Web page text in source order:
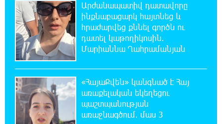
Թրամփը ասել է, որ հանրապետականները
կարող են պարտվել Կոնգրեսի միջանկյալ
ընտրություններում
18:51:59 7-08-2026
«ՀայաՔվեի» անդամները ևս
հաջակցություն Հայ առաքելական եկեղեցու և նրա
Հովվապետի
18:47:06 7-08-2026
Արժանապատիվ դատավորը
ինքնաբացարկ հայտնեց և
հրաժարվեց քննել գործն ու
դատել կաթողիկոսին.
Մարիաննա Ղահրամանյան
«ՀայաՔվեն» կանգնած է Հայ
առաքելական եկեղեցու
պաշտպանության
առաջնագծում. մաս 3